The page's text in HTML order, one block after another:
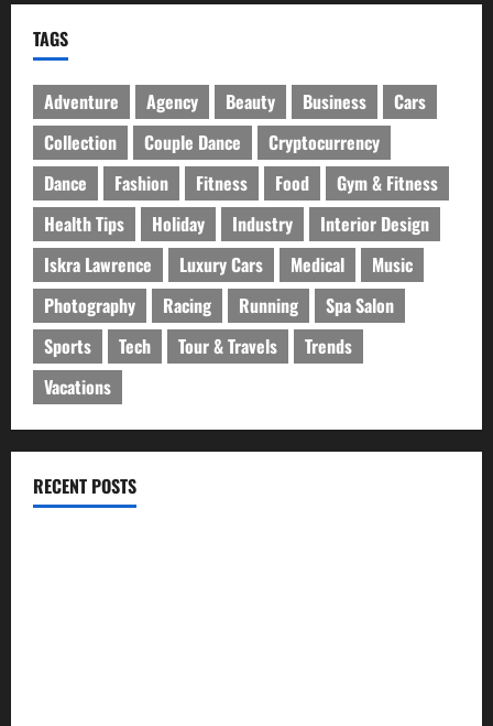
TAGS
Adventure Agency Beauty Business
Cars
Collection
Couple Dance
Cryptocurrency
Dance
Fashion Fitness Food
Gym & Fitness
Health Tips
Holiday Industry
Interior Design
Iskra Lawrence
Luxury Cars Medical
Music
Photography
Racing Running
Spa Salon
Sports
Tech Tour & Travels
Trends
Vacations
RECENT POSTS